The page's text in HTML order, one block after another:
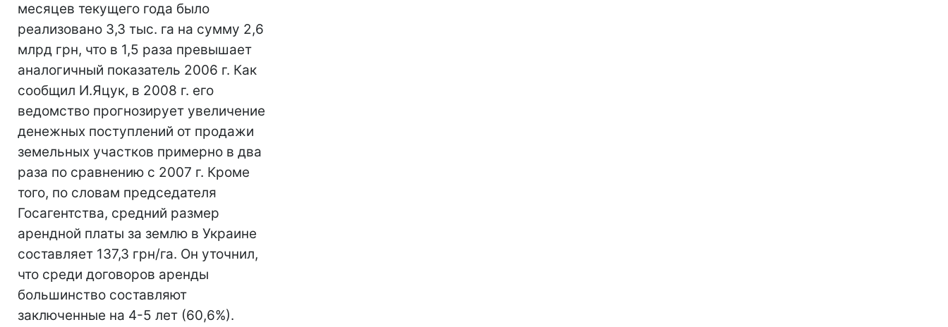
месяцев текущего года было
реализовано 3,3 тыс. га на сумму 2,6
млрд грн, что в 1,5 раза превышает
аналогичный показатель 2006 г. Как
сообщил И.Яцук, в 2008 г. его
ведомство прогнозирует увеличение
денежных поступлений от продажи
земельных участков примерно в два
раза по сравнению с 2007 г. Кроме
того, по словам председателя
Госагентства, средний размер
арендной платы за землю в Украине
составляет 137,3 грн/га. Он уточнил,
что среди договоров аренды
большинство составляют
заключенные на 4-5 лет (60,6%).